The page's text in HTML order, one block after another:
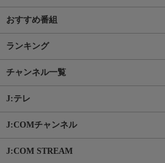
おすすめ番組
ランキング
チャンネル一覧
J:テレ
J:COMチャンネル
J:COM STREAM